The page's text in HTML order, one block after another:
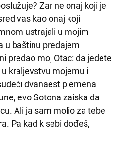
Zar ne onaj koji je
vas kao onaj koji
ustrajali u mojim
u baštinu predajem
predao moj Otac: da jedete
kraljevstvu mojemu i
dvanaest plemena
evo Sotona zaiska da
Ali ja sam molio za tebe
Pa kad k sebi dođeš,